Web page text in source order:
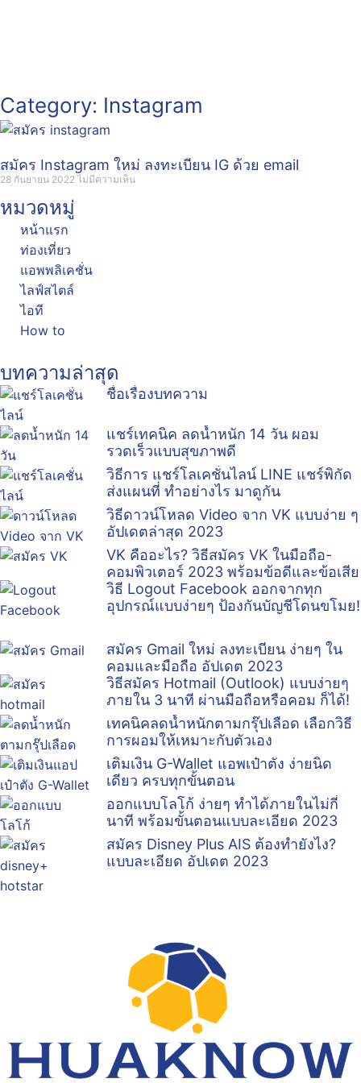
Category: Instagram
สมัคร Instagram ใหม่ ลงทะเบียน IG ด้วย email
28 กันยายน 2022ไม่มีความเห็น
หมวดหมู่
หน้าแรก
ท่องเที่ยว
แอพพลิเคชั่น
ไลฟ์สไตล์
ไอที
How to
บทความล่าสุด
ชื่อเรื่องบทความ
แชร์เทคนิค ลดน้ำหนัก 14 วัน ผอม
รวดเร็วแบบสุขภาพดี
วิธีการ แชร์โลเคชั่นไลน์ LINE แชร์พิกัด
ส่งแผนที่ ทำอย่างไร มาดูกัน
วิธีดาวน์โหลด Video จาก VK แบบง่าย ๆ
อัปเดตล่าสุด 2023
VK คืออะไร? วิธีสมัคร VK ในมือถือ-
คอมพิวเตอร์ 2023 พร้อมข้อดีและข้อเสีย
วิธี Logout Facebook ออกจากทุก
อุปกรณ์แบบง่ายๆ ป้องกันบัญชีโดนขโมย!
สมัคร Gmail ใหม่ ลงทะเบียน ง่ายๆ ใน
คอมและมือถือ อัปเดต 2023
วิธีสมัคร Hotmail (Outlook) แบบง่ายๆ
ภายใน 3 นาที ผ่านมือถือหรือคอม ก็ได้!
เทคนิคลดน้ำหนักตามกรุ๊ปเลือด เลือกวิธี
การผอมให้เหมาะกับตัวเอง
เติมเงิน G-Wallet แอพเป๋าตัง ง่ายนิด
เดียว ครบทุกขั้นตอน
ออกแบบโลโก้ ง่ายๆ ทำได้ภายในไม่กี่
นาที พร้อมขั้นตอนแบบละเอียด 2023
สมัคร Disney Plus AIS ต้องทำยังไง?
แบบละเอียด อัปเดต 2023